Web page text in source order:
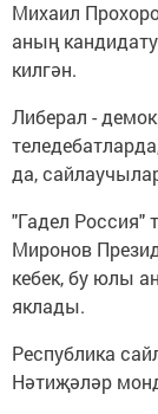
Михаил
аның
килгән.
Либерал -
да,
"Гадел Россия"
Миронов
кебек, бу юлы
яклады.
Республика
Нәтиҗәләр